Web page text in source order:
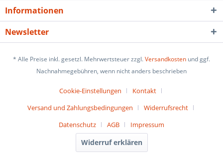
Informationen
Newsletter
* Alle Preise inkl. gesetzl. Mehrwertsteuer zzgl.Versandkosten und ggf.
Nachnahmegebühren, wenn nicht anders beschrieben
Cookie-Einstellungen
Kontakt
Versand und Zahlungsbedingungen
Widerrufsrecht
Datenschutz
AGB Impressum
Widerruf erklären